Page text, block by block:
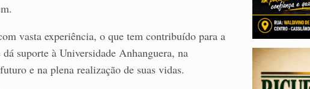
vasta experiência, o que tem contribuído para a
suporte à Universidade Anhanguera, na
e na plena realização de suas vidas.